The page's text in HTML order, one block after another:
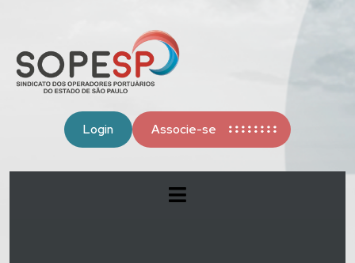
Login Associe-se